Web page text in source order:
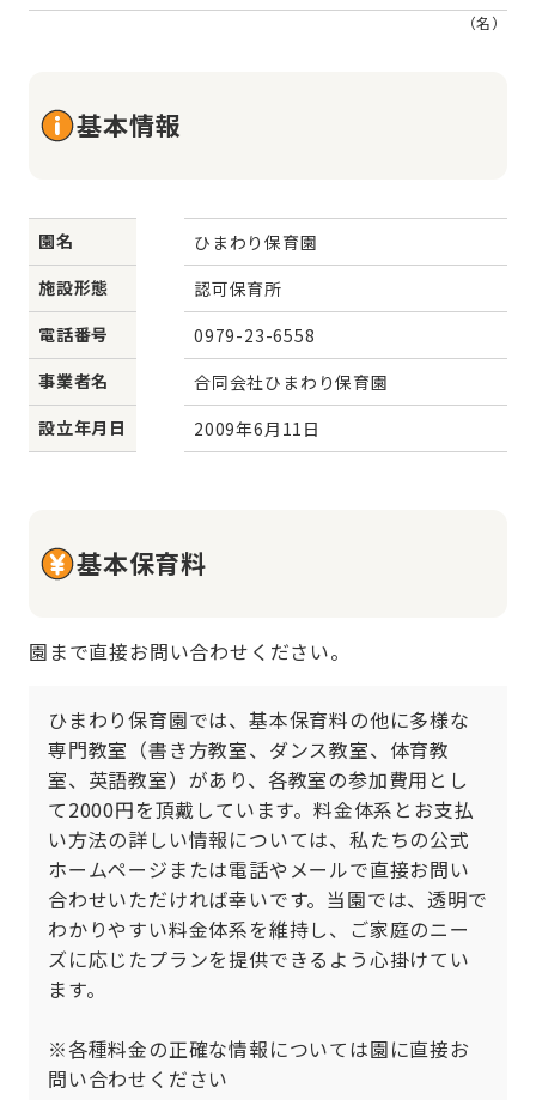
（名）
基本情報
園名
ひまわり保育園
施設形態
認可保育所
電話番号
0979-23-6558
事業者名
合同会社ひまわり保育園
設立年月日
2009年6月11日
基本保育料
園まで直接お問い合わせください。
ひまわり保育園では、基本保育料の他に多様な
専門教室（書き方教室、ダンス教室、体育教
室、英語教室）があり、各教室の参加費用とし
て2000円を頂戴しています。料金体系とお支払
い方法の詳しい情報については、私たちの公式
ホームページまたは電話やメールで直接お問い
合わせいただければ幸いです。当園では、透明で
わかりやすい料金体系を維持し、ご家庭のニー
ズに応じたプランを提供できるよう心掛けてい
ます。
※各種料金の正確な情報については園に直接お
問い合わせください